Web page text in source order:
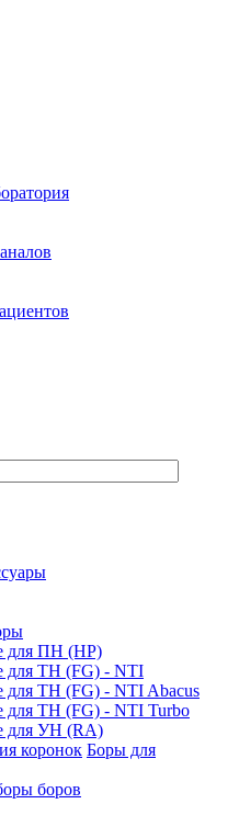
для ПН (HP)
для ТН (FG) - NTI
для ТН (FG) - NTI Abacus
для ТН (FG) - NTI Turbo
для УН (RA)
Боры для
боров